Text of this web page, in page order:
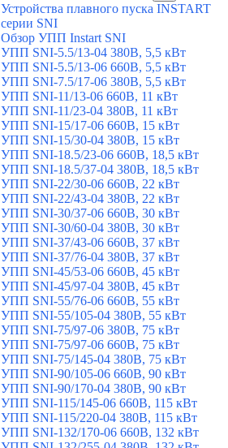
Устройства плавного пуска INSTART
серии SNI
Обзор УПП Instart SNI
УПП SNI-5.5/13-04 380В, 5,5 кВт
УПП SNI-5.5/13-06 660В, 5,5 кВт
УПП SNI-7.5/17-06 380В, 5,5 кВт
УПП SNI-11/13-06 660В, 11 кВт
УПП SNI-11/23-04 380В, 11 кВт
УПП SNI-15/17-06 660В, 15 кВт
УПП SNI-15/30-04 380В, 15 кВт
УПП SNI-18.5/23-06 660В, 18,5 кВт
УПП SNI-18.5/37-04 380В, 18,5 кВт
УПП SNI-22/30-06 660В, 22 кВт
УПП SNI-22/43-04 380В, 22 кВт
УПП SNI-30/37-06 660В, 30 кВт
УПП SNI-30/60-04 380В, 30 кВт
УПП SNI-37/43-06 660В, 37 кВт
УПП SNI-37/76-04 380В, 37 кВт
УПП SNI-45/53-06 660В, 45 кВт
УПП SNI-45/97-04 380В, 45 кВт
УПП SNI-55/76-06 660В, 55 кВт
УПП SNI-55/105-04 380В, 55 кВт
УПП SNI-75/97-06 380В, 75 кВт
УПП SNI-75/97-06 660В, 75 кВт
УПП SNI-75/145-04 380В, 75 кВт
УПП SNI-90/105-06 660В, 90 кВт
УПП SNI-90/170-04 380В, 90 кВт
УПП SNI-115/145-06 660В, 115 кВт
УПП SNI-115/220-04 380В, 115 кВт
УПП SNI-132/170-06 660В, 132 кВт